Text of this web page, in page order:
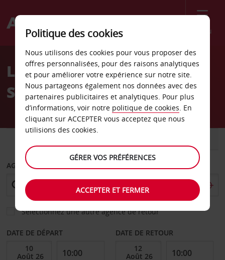
Menu
Welcome
AvisLocation de voiture
Stockholm Kista Akalla
AGENCE DE DÉPART
Sélectionnez une autre agence de retour
DATE DE DÉPART DATE DE RETOUR
Politique des cookies
Nous utilisons des cookies pour vous proposer des
offres personnalisées, pour des raisons analytiques
et pour améliorer votre expérience sur notre site.
Nous partageons également nos données avec des
partenaires publicitaires et analytiques. Pour plus
d’informations, voir notre politique de cookies. En
cliquant sur ACCEPTER vous acceptez que nous
utilisions des cookies.
GÉRER VOS PRÉFÉRENCES
ACCEPTER ET FERMER